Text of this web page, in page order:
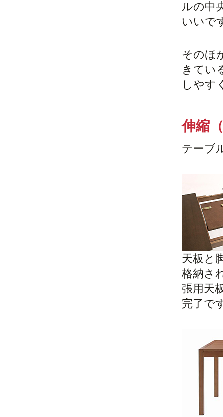
ルの中
いいで
そのほ
きてい
しやす
伸縮
テーブ
天板と
格納さ
張用天
完了で